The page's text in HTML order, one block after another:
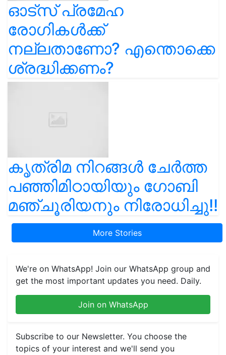
ഓട്സ് പ്രമേഹ
രോഗികൾക്ക്
നല്ലതാണോ? എന്തൊക്കെ
ശ്രദ്ധിക്കണം?
കൃത്രിമ നിറങ്ങൾ ചേർത്ത
പഞ്ഞിമിഠായിയും ഗോബി
മഞ്ചൂരിയനും നിരോധിച്ചു!!
More Stories
We're on WhatsApp! Join our WhatsApp group and
get the most important updates you need. Daily.
Join on WhatsApp
Subscribe to our Newsletter. You choose the
topics of your interest and we'll send you